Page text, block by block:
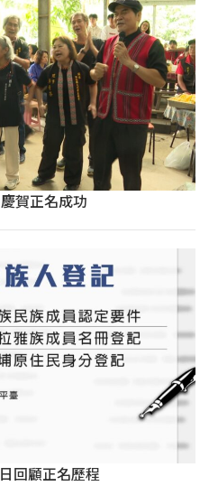
賀正名成功
回顧正名歷程